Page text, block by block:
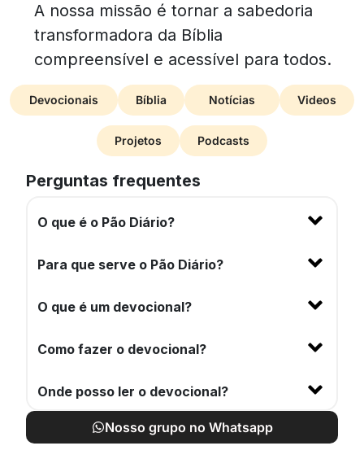
A nossa missão é tornar a sabedoria
transformadora da Bíblia
compreensível e acessível para todos.
Devocionais Bíblia Notícias Videos
Projetos Podcasts
Perguntas frequentes
O que é o Pão Diário?
Para que serve o Pão Diário?
O que é um devocional?
Como fazer o devocional?
Onde posso ler o devocional?
Nosso grupo no Whatsapp